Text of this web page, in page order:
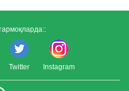
Twitter Instagram